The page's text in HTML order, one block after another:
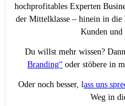
hochprofitables Experten
der Mittelklasse – hinein in
Kunden und
Du willst mehr wissen?
Branding“ oder stöbere in
Oder noch besser, lass uns
Weg in